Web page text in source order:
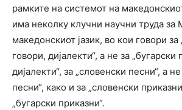
рамките на системот на
има неколку клучни научни труда за
македонскиот јазик, во кои говори за
говори, дијалекти“, а не за „бугарски
дијалекти“, за „словенски песни“, а
песни“, како и за „словенски
„бугарски приказни“.